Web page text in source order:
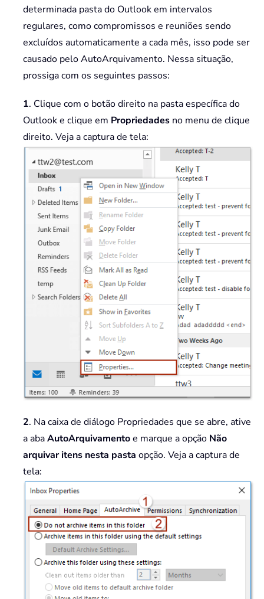
determinada pasta do Outlook em intervalos
regulares, como compromissos e reuniões sendo
excluídos automaticamente a cada mês, isso pode ser
causado pelo AutoArquivamento. Nessa situação,
prossiga com os seguintes passos:
1. Clique com o botão direito na pasta específica do
Outlook e clique em Propriedades no menu de clique
direito. Veja a captura de tela:
2. Na caixa de diálogo Propriedades que se abre, ative
a abaAutoArquivamentoe marque a opção Não
arquivar itens nesta pasta opção. Veja a captura de
tela: